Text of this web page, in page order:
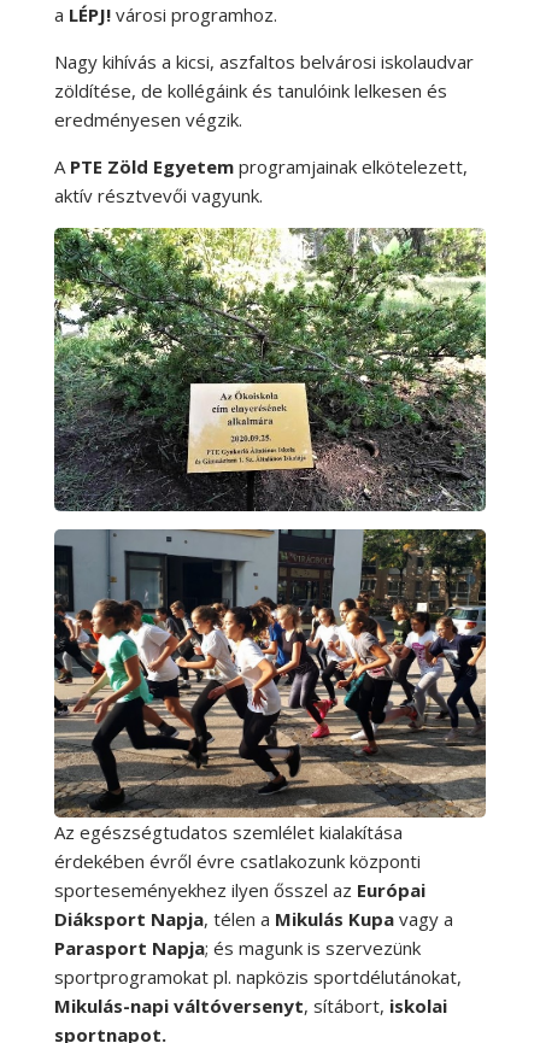
a LÉPJ! városi programhoz.
Nagy kihívás a kicsi, aszfaltos belvárosi iskolaudvar
zöldítése, de kollégáink és tanulóink lelkesen és
eredményesen végzik.
A PTE Zöld Egyetem programjainak elkötelezett,
aktív résztvevői vagyunk.
Az egészségtudatos szemlélet kialakítása
érdekében évről évre csatlakozunk központi
sporteseményekhez ilyen ősszel az Európai
Diáksport Napja, télen a Mikulás Kupa vagy a
Parasport Napja; és magunk is szervezünk
sportprogramokat pl. napközis sportdélutánokat,
Mikulás-napi váltóversenyt, sítábort, iskolai
sportnapot.